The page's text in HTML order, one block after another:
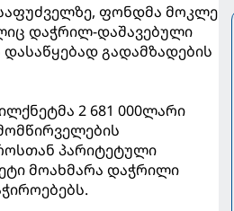
ფონდმა მოკლე
დაჭრილ-დაშავებული
გადამზადების
2 681 000ლარი
პარიტეტული
მოახმარა დაჭრილი